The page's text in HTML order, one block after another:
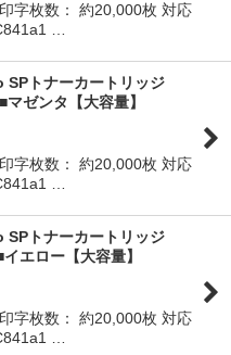
字枚数： 約20,000枚 対応
…
SPトナーカートリッジ
ゼンタ【大容量】
字枚数： 約20,000枚 対応
…
SPトナーカートリッジ
エロー【大容量】
字枚数： 約20,000枚 対応
…